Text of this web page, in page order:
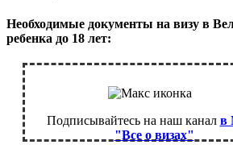
Необходимые документы на визу в
ребенка до 18 лет:
Подписывайтесь на наш канал в
"Все о визах"